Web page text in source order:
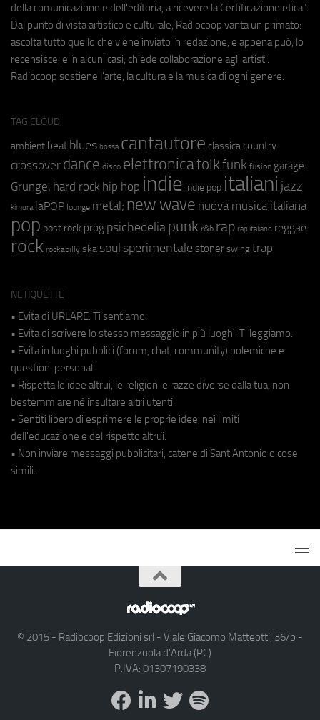
della comunicazione e dell'editoria, a ricevere la Certificazione etica".
Dal punto di vista artistico e culturale, Radiocoop vanta un primato:
ascolta tutto quello che viene inviato in redazione, e appena può, lo
recensisce, e in alcuni casi, chiede collaborazione agli artisti.
Radiocoop sostiene l'arte, la cultura e la musica di ogni genere.
TAG CLOUD
ambient beat blues bossa cantautore classica country
crossover dance disco elettronicafolkfunk fusion garage
Grunge; hard rock hip hop indie indie pop italiani jazz
kimura laPOP lounge metal; new wave nuova musica italiana
pop post rock prog psichedeliapunk r&b rap rap italiano reggae
rock rockabilly ska soul sperimentale stoner swing trap
NETIQUETTE
• Evita di URLARE. Ti sentiamo.
• Evita di scrivere lo stesso messaggio in più luoghi. Ti leggiamo.
• Evita in luoghi pubblici (forum, chat, community) polemiche e
questioni personali.
• Rispetta le idee altrui, le religioni e razze diverse dalla tua, non
bestemmiare né insultare altri utenti.
• Sentiti libero di esprimere le proprie idee, nei limiti
dell'educazione e del rispetto altrui.
• Non inviare messaggi pubblicitari, catene di Sant'Antonio o cose
simili.
© 2015 - Radiocoop Edizioni srl - Viale Giacomo Matteotti, 36/b -
Fiorenzuola d'Arda (PC)
P.IVA: 01307190338